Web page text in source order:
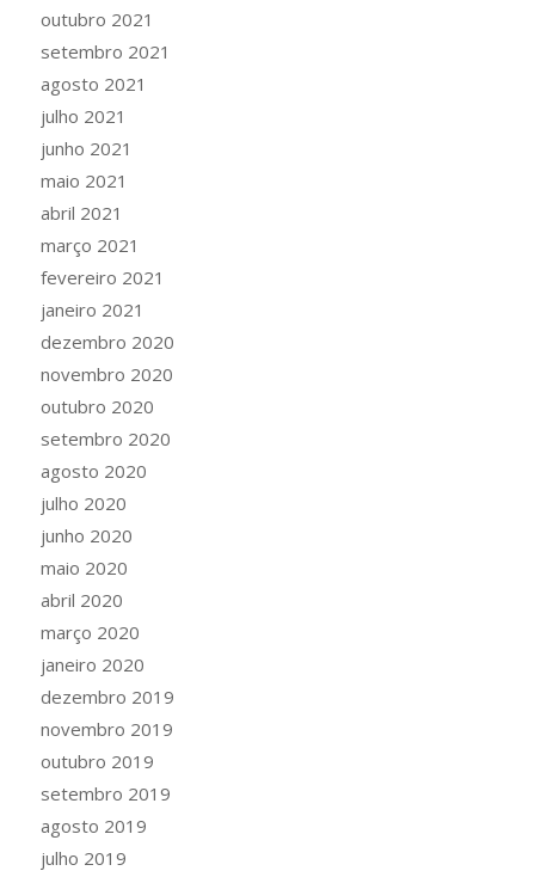
outubro 2021
setembro 2021
agosto 2021
julho 2021
junho 2021
maio 2021
abril 2021
março 2021
fevereiro 2021
janeiro 2021
dezembro 2020
novembro 2020
outubro 2020
setembro 2020
agosto 2020
julho 2020
junho 2020
maio 2020
abril 2020
março 2020
janeiro 2020
dezembro 2019
novembro 2019
outubro 2019
setembro 2019
agosto 2019
julho 2019